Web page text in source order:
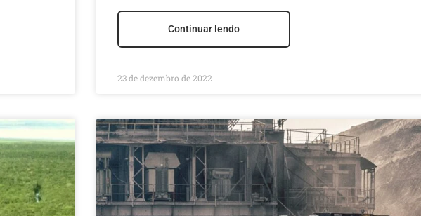
Continuar lendo
23 de dezembro de 2022